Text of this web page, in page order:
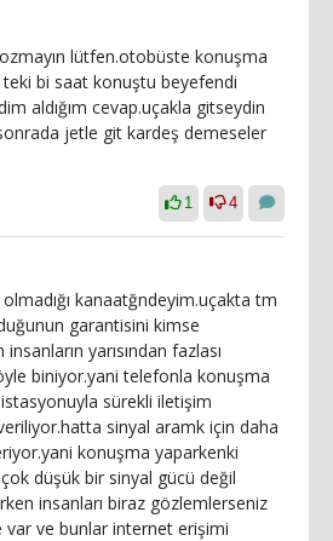
lütfen.otobüste konuşma
bi saat konuştu beyefendi
aldığım cevap.uçakla gitseydin
jetle git kardeş demeseler
1 4
kanaatğndeyim.uçakta tm
garantisini kimse
yarısından fazlası
biniyor.yani telefonla konuşma
sürekli iletişim
sinyal aramk için daha
konuşma yaparkenki
düşük bir sinyal gücü değil
insanları biraz gözlemlerseniz
ve bunlar internet erişimi